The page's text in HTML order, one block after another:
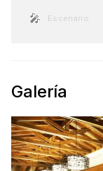
🎤 Escenario
Galería